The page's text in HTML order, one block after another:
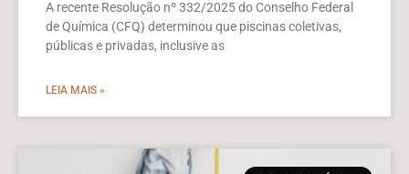
A recente Resolução nº 332/2025 do Conselho Federal
de Química (CFQ) determinou que piscinas coletivas,
públicas e privadas, inclusive as
LEIA MAIS »